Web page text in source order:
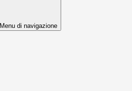
Menu di navigazione